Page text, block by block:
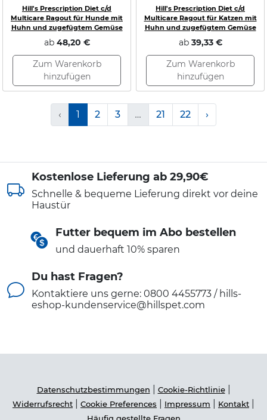
Hill's Prescription Diet c/d
Multicare Ragout für Hunde mit
Huhn und zugefügtem Gemüse
ab 48,20 €
Zum Warenkorb
hinzufügen
Hill's Prescription Diet c/d
Multicare Ragout für Katzen mit
Huhn und zugefügtem Gemüse
ab 39,33 €
Zum Warenkorb
hinzufügen
‹ 1 2 3 … 21 22 ›
Kostenlose Lieferung ab 29,90€
Schnelle & bequeme Lieferung direkt vor deine
Haustür
Futter bequem im Abo bestellen
und dauerhaft 10% sparen
Du hast Fragen?
Kontaktiere uns gerne: 0800 4455773 / hills-
eshop-kundenservice@hillspet.com
Datenschutzbestimmungen Cookie-Richtlinie|
Widerrufsrecht Cookie Preferences Impressum Kontakt